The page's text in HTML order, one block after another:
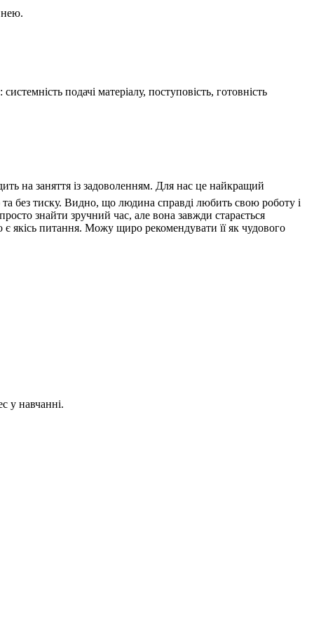
нею.
подачі матеріалу, поступовість, готовність
на заняття із задоволенням. Для нас це найкращий
без тиску. Видно, що людина справді любить свою роботу і
знайти зручний час, але вона завжди старається
якісь питання. Можу щиро рекомендувати її як чудового
у навчанні.